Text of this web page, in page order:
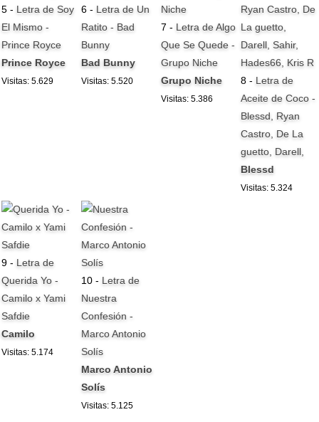
5 - Letra de Soy
El Mismo -
Prince Royce
Prince Royce
Visitas: 5.629
6 - Letra de Un
Ratito - Bad
Bunny
Bad Bunny
Visitas: 5.520
7 - Letra de Algo
Que Se Quede -
Grupo Niche
Grupo Niche
Visitas: 5.386
8 - Letra de
Aceite de Coco -
Blessd, Ryan
Castro, De La
guetto, Darell,
Blessd
Visitas: 5.324
9 - Letra de
Querida Yo -
Camilo x Yami
Safdie
Camilo
Visitas: 5.174
10 - Letra de
Nuestra
Confesión -
Marco Antonio
Solís
Marco Antonio
Solís
Visitas: 5.125